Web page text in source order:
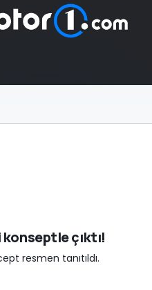
çıktı!
resmen tanıtıldı.